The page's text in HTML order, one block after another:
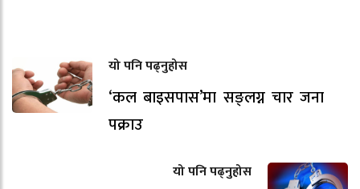
यो पनि पढ्नुहोस
‘कल बाइसपास’मा सङ्लग्न चार जना
पक्राउ
यो पनि पढ्नुहोस